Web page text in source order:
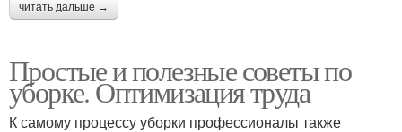
читать дальше →
Простые и полезные советы по
уборке. Оптимизация труда
К самому процессу уборки профессионалы также